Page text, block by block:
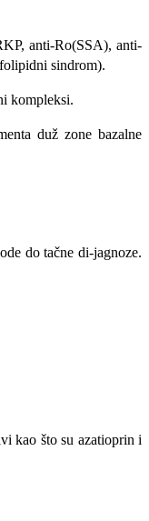
anti-Ro(SSA), anti-
sindrom).
kompleksi.
duž zone bazalne
do tačne di-jagnoze.
kao što su azatioprin i